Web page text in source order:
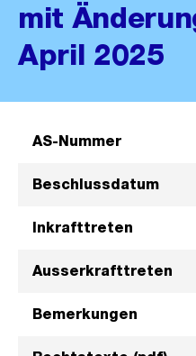
mit
April 2025
AS-Nummer
Beschlussdatum
Inkrafttreten
Ausserkrafttreten
Bemerkungen